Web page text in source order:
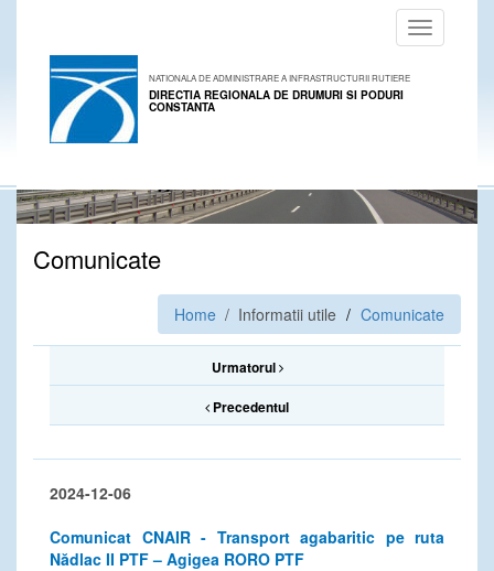
Toggle
navigation
NATIONALA DE ADMINISTRARE A INFRASTRUCTURII RUTIERE
DIRECTIA REGIONALA DE DRUMURI SI PODURI
CONSTANTA
Comunicate
Home / Informatii utile Comunicate
Urmatorul
Precedentul
2024-12-06
Comunicat CNAIR - Transport agabaritic pe ruta
Nădlac II PTF – Agigea RORO PTF